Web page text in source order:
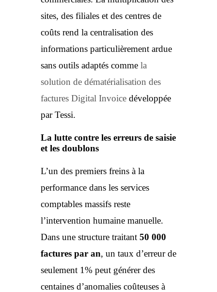
sites, des filiales et des centres de
coûts rend la centralisation des
informations particulièrement ardue
sans outils adaptés comme la
solution de dématérialisation des
factures Digital Invoicedéveloppée
par Tessi.
La lutte contre les erreurs de saisie
et les doublons
L’un des premiers freins à la
performance dans les services
comptables massifs reste
l’intervention humaine manuelle.
Dans une structure traitant 50 000
factures par an, un taux d’erreur de
seulement 1% peut générer des
centaines d’anomalies coûteuses à